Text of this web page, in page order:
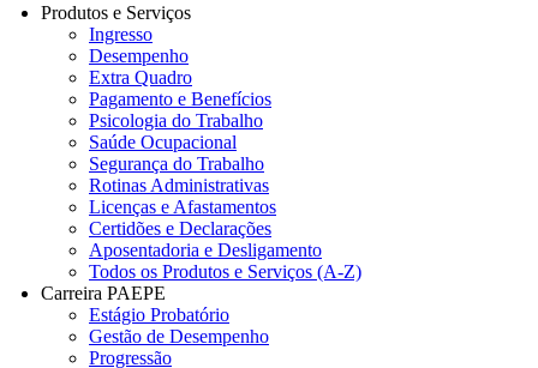
Produtos e Serviços
Ingresso
Desempenho
Extra Quadro
Pagamento e Benefícios
Psicologia do Trabalho
Saúde Ocupacional
Segurança do Trabalho
Rotinas Administrativas
Licenças e Afastamentos
Certidões e Declarações
Aposentadoria e Desligamento
Todos os Produtos e Serviços (A-Z)
Carreira PAEPE
Estágio Probatório
Gestão de Desempenho
Progressão